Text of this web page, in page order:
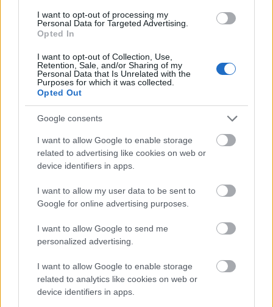
I want to opt-out of processing my
Personal Data for Targeted Advertising.
Opted In
I want to opt-out of Collection, Use,
Retention, Sale, and/or Sharing of my
Personal Data that Is Unrelated with the
Purposes for which it was collected.
Opted Out
Google consents
I want to allow Google to enable storage
related to advertising like cookies on web or
device identifiers in apps.
I want to allow my user data to be sent to
Google for online advertising purposes.
I want to allow Google to send me
personalized advertising.
I want to allow Google to enable storage
related to analytics like cookies on web or
device identifiers in apps.
RADU
RUEDA
CARREIRA
ALONSO
FEBAS ILAIX MORIBA
JUTGLÀ
HUGO
GONZÁLEZ
Estos jugadores son baja: Starfelt, Jailson, Marcos Alonso
(sanción).